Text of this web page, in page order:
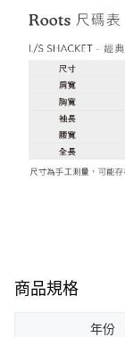
商品規格
年份